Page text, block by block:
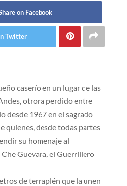
on Facebook
Twitter
caserío en un lugar de las
otrora perdido entre
desde 1967 en el sagrado
quienes, desde todas partes
su homenaje al
Guevara, el Guerrillero
de terraplén que la unen